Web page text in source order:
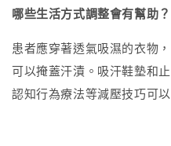
哪些生活方式調整會有幫助？
患者應穿著透氣吸濕的衣物
可以掩蓋汗漬。吸汗鞋墊和
認知行為療法等減壓技巧可